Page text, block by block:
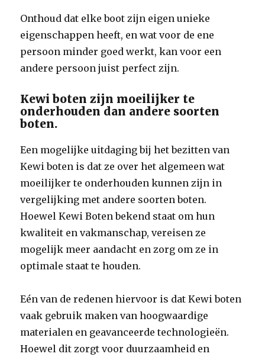
Onthoud dat elke boot zijn eigen unieke
eigenschappen heeft, en wat voor de ene
persoon minder goed werkt, kan voor een
andere persoon juist perfect zijn.
Kewi boten zijn moeilijker te
onderhouden dan andere soorten
boten.
Een mogelijke uitdaging bij het bezitten van
Kewi boten is dat ze over het algemeen wat
moeilijker te onderhouden kunnen zijn in
vergelijking met andere soorten boten.
Hoewel Kewi Boten bekend staat om hun
kwaliteit en vakmanschap, vereisen ze
mogelijk meer aandacht en zorg om ze in
optimale staat te houden.
Eén van de redenen hiervoor is dat Kewi boten
vaak gebruik maken van hoogwaardige
materialen en geavanceerde technologieën.
Hoewel dit zorgt voor duurzaamheid en